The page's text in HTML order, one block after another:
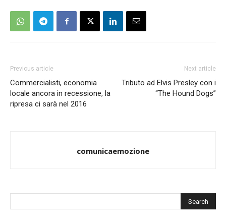
Previous article
Commercialisti, economia
locale ancora in recessione, la
ripresa ci sarà nel 2016
Next article
Tributo ad Elvis Presley con i
“The Hound Dogs”
comunicaemozione